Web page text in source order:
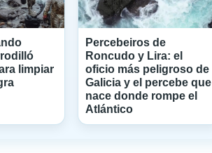
limpiar
Percebeiros de
Roncudo y Lira: el
oficio más peligroso de
Galicia y el percebe que
nace donde rompe el
Atlántico